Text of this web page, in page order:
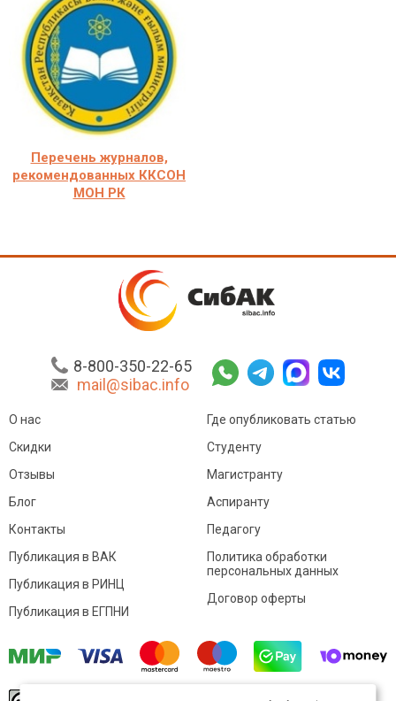
Перечень журналов,
рекомендованных ККСОН
МОН РК
8-800-350-22-65
mail@sibac.info
О нас
Скидки
Отзывы
Блог
Контакты
Где опубликовать статью
Студенту
Магистранту
Аспиранту
Педагогу
Публикация в ВАК
Публикация в РИНЦ
Публикация в ЕГПНИ
Политика обработки
персональных данных
Договор оферты